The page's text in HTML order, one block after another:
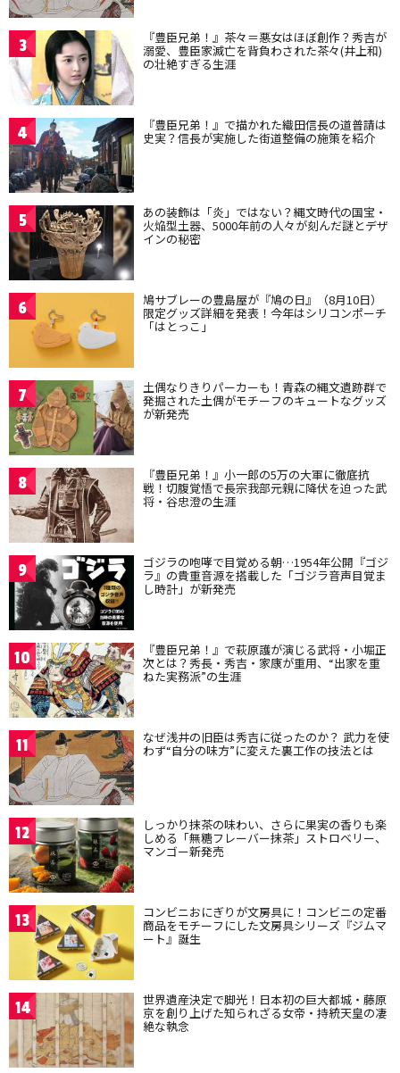
3 『豊臣兄弟！』茶々＝悪女はほぼ創作？秀吉が
溺愛、豊臣家滅亡を背負わされた茶々(井上和)
の壮絶すぎる生涯
4 『豊臣兄弟！』で描かれた織田信長の道普請は
史実？信長が実施した街道整備の施策を紹介
5 あの装飾は「炎」ではない？縄文時代の国宝・
火焔型土器、5000年前の人々が刻んだ謎とデザ
インの秘密
6 鳩サブレーの豊島屋が『鳩の日』（8月10日）
限定グッズ詳細を発表！今年はシリコンポーチ
「はとっこ」
7 土偶なりきりパーカーも！青森の縄文遺跡群で
発掘された土偶がモチーフのキュートなグッズ
が新発売
8 『豊臣兄弟！』小一郎の5万の大軍に徹底抗
戦！切腹覚悟で長宗我部元親に降伏を迫った武
将・谷忠澄の生涯
9 ゴジラの咆哮で目覚める朝…1954年公開『ゴジ
ラ』の貴重音源を搭載した「ゴジラ音声目覚ま
し時計」が新発売
10 『豊臣兄弟！』で萩原護が演じる武将・小堀正
次とは？秀長・秀吉・家康が重用、“出家を重
ねた実務派”の生涯
11 なぜ浅井の旧臣は秀吉に従ったのか？ 武力を使
わず“自分の味方”に変えた裏工作の技法とは
12 しっかり抹茶の味わい、さらに果実の香りも楽
しめる「無糖フレーバー抹茶」ストロベリー、
マンゴー新発売
13 コンビニおにぎりが文房具に！コンビニの定番
商品をモチーフにした文房具シリーズ『ジムマ
ート』誕生
14 世界遺産決定で脚光！日本初の巨大都城・藤原
京を創り上げた知られざる女帝・持統天皇の凄
絶な執念